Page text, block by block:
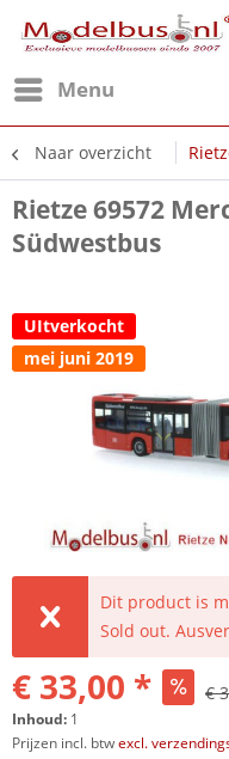
Menu
Naar overzicht
Rietze 69572
Südwestbus
UItverkocht
mei juni 2019
Dit product is
Sold out.
€ 33,00 * €
Inhoud: 1
Prijzen incl. btwexcl.